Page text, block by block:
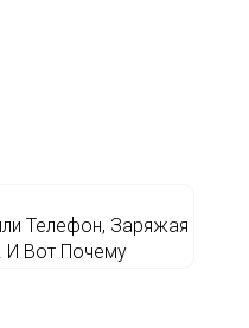
Телефон, Заряжая
И Вот Почему